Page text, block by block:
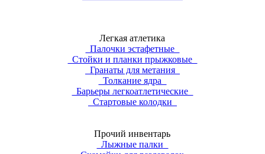
Легкая атлетика
Палочки эстафетные
Стойки и планки прыжковые
Гранаты для метания
Толкание ядра
Барьеры легкоатлетические
Стартовые колодки
Прочий инвентарь
Лыжные палки